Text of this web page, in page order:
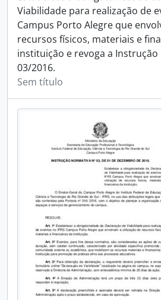
Viabilidade para realização de
Campus Porto Alegre que
recursos físicos, materiais e
instituição e revoga a Instrução
03/2016.
Sem título